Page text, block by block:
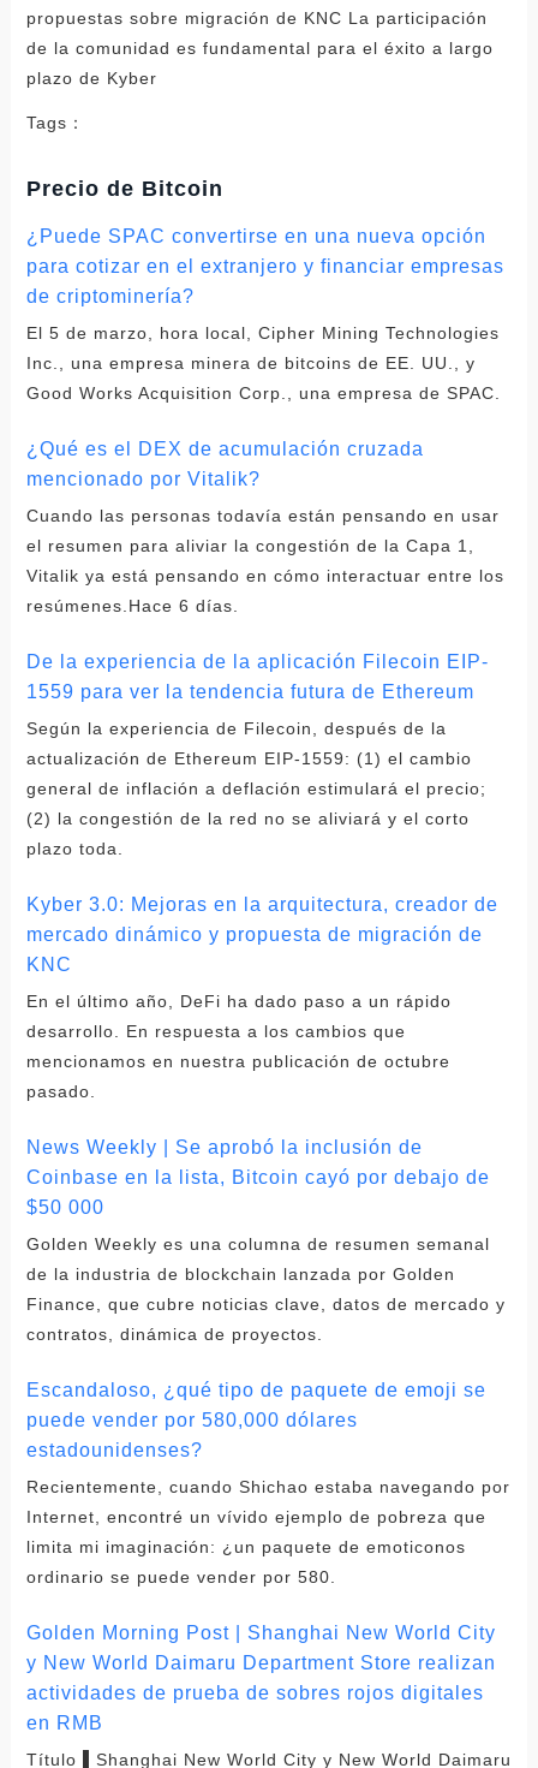
Tags：
Precio de Bitcoin
¿Puede SPAC convertirse en una nueva opción
para cotizar en el extranjero y financiar empresas
de criptominería?
El 5 de marzo, hora local, Cipher Mining Technologies
Inc., una empresa minera de bitcoins de EE. UU., y
Good Works Acquisition Corp., una empresa de SPAC.
¿Qué es el DEX de acumulación cruzada
mencionado por Vitalik?
Cuando las personas todavía están pensando en usar
el resumen para aliviar la congestión de la Capa 1,
Vitalik ya está pensando en cómo interactuar entre los
resúmenes.Hace 6 días.
De la experiencia de la aplicación Filecoin EIP-
1559 para ver la tendencia futura de Ethereum
Según la experiencia de Filecoin, después de la
actualización de Ethereum EIP-1559: (1) el cambio
general de inflación a deflación estimulará el precio;
(2) la congestión de la red no se aliviará y el corto
plazo toda.
Kyber 3.0: Mejoras en la arquitectura, creador de
mercado dinámico y propuesta de migración de
KNC
En el último año, DeFi ha dado paso a un rápido
desarrollo. En respuesta a los cambios que
mencionamos en nuestra publicación de octubre
pasado.
News Weekly | Se aprobó la inclusión de
Coinbase en la lista, Bitcoin cayó por debajo de
$50 000
Golden Weekly es una columna de resumen semanal
de la industria de blockchain lanzada por Golden
Finance, que cubre noticias clave, datos de mercado y
contratos, dinámica de proyectos.
Escandaloso, ¿qué tipo de paquete de emoji se
puede vender por 580,000 dólares
estadounidenses?
Recientemente, cuando Shichao estaba navegando por
Internet, encontré un vívido ejemplo de pobreza que
limita mi imaginación: ¿un paquete de emoticonos
ordinario se puede vender por 580.
Golden Morning Post | Shanghai New World City
y New World Daimaru Department Store realizan
actividades de prueba de sobres rojos digitales
en RMB
Título ▌Shanghai New World City y New World Daimaru